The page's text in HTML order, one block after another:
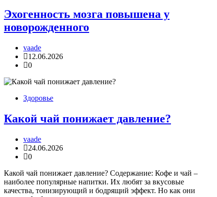
Эхогенность мозга повышена у
новорожденного
vaade
12.06.2026
0
Здоровье
Какой чай понижает давление?
vaade
24.06.2026
0
Какой чай понижает давление? Содержание: Кофе и чай –
наиболее популярные напитки. Их любят за вкусовые
качества, тонизирующий и бодрящий эффект. Но как они